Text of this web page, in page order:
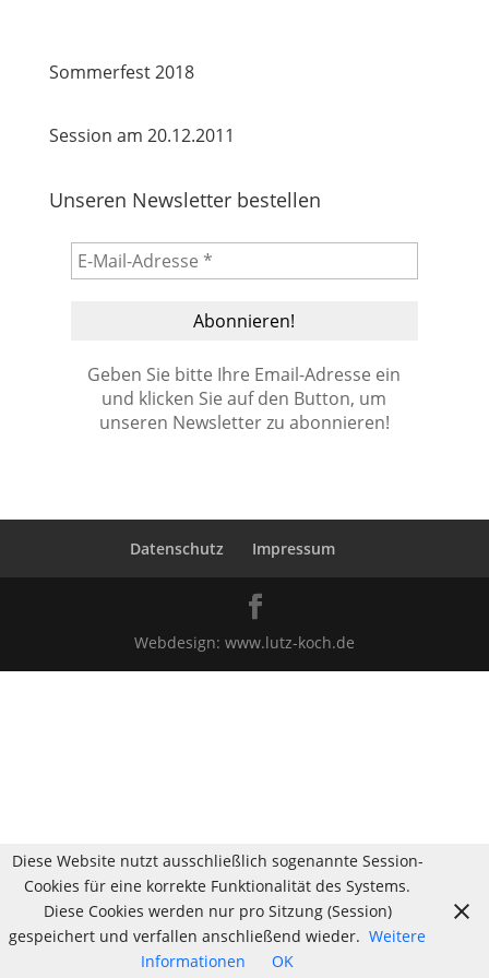
Sommerfest 2018
Session am 20.12.2011
Unseren Newsletter bestellen
Geben Sie bitte Ihre Email-Adresse ein
und klicken Sie auf den Button, um
unseren Newsletter zu abonnieren!
Datenschutz Impressum
Webdesign: www.lutz-koch.de
Diese Website nutzt ausschließlich sogenannte Session-
Cookies für eine korrekte Funktionalität des Systems.
Diese Cookies werden nur pro Sitzung (Session)
gespeichert und verfallen anschließend wieder. Weitere
Informationen
OK